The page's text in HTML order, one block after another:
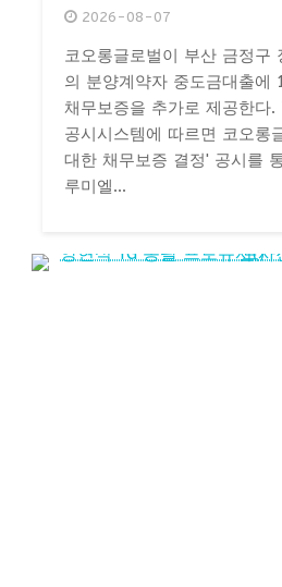
2026-08-07
코오롱글로벌이 부산 금정구
의 분양계약자 중도금대출에
채무보증을 추가로 제공한다
공시시스템에 따르면 코오롱
대한 채무보증 결정' 공시를
루미엘...